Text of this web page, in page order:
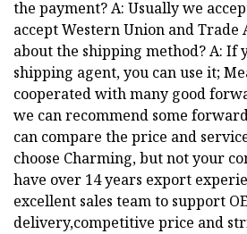
the payment? A: Usually we
accept Western Union and Trade
about the shipping method? A: If
shipping agent, you can use it;
cooperated with many good
we can recommend some
can compare the price and
choose Charming, but not your
have over 14 years export
excellent sales team to support
delivery,competitive price and